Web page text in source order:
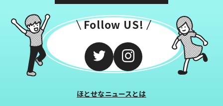
Follow US!
ほとせなニュースとは